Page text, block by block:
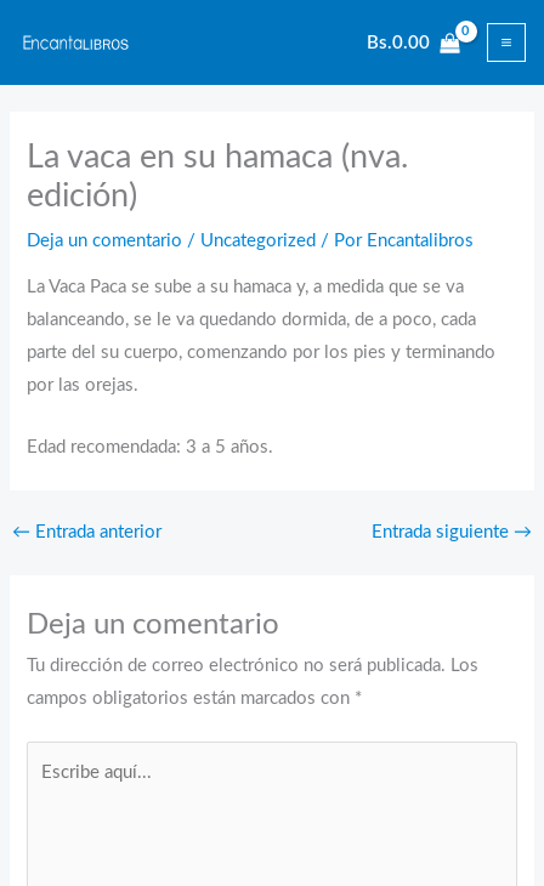
contenido
Bs.0.00
La vaca en su hamaca (nva.
edición)
Deja un comentario / Uncategorized / Por Encantalibros
La Vaca Paca se sube a su hamaca y, a medida que se va
balanceando, se le va quedando dormida, de a poco, cada
parte del su cuerpo, comenzando por los pies y terminando
por las orejas.
Edad recomendada: 3 a 5 años.
← Entrada anterior Entrada siguiente →
Deja un comentario
Tu dirección de correo electrónico no será publicada. Los
campos obligatorios están marcados con *